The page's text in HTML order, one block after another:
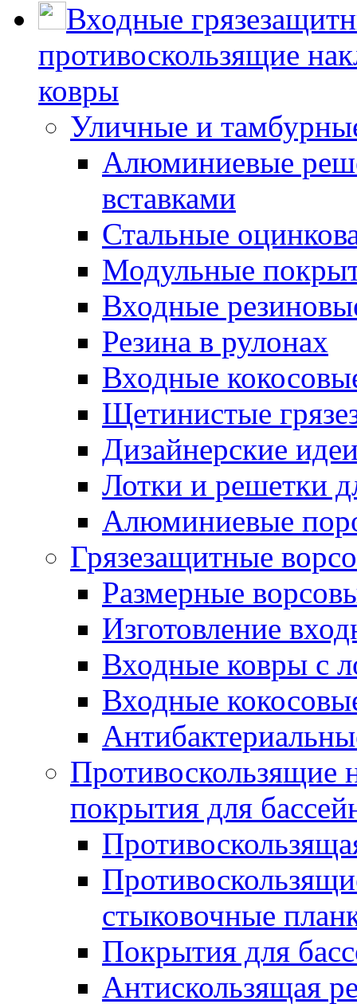
Входные
противоскользящие
ковры
Уличные и
Алюминиевые
вставками
Стальные
Модульные
Входные
Резина в рулонах
Входные
Щетинистые
Дизайнерские
Лотки и решетки
Алюминиевые
Грязезащитные
Размерные
Изготовление
Входные ковры с
Входные
Противоскользящие
покрытия для
стыковочные
Покрытия для
Антискользящая